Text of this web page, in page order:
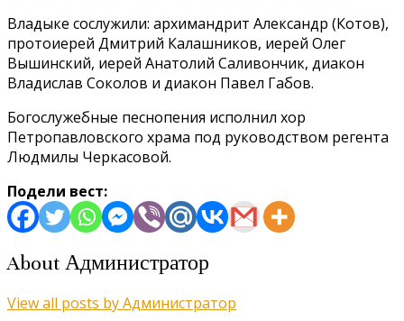
Владыке сослужили: архимандрит Александр (Котов),
протоиерей Дмитрий Калашников, иерей Олег
Вышинский, иерей Анатолий Саливончик, диакон
Владислав Соколов и диакон Павел Габов.
Богослужебные песнопения исполнил хор
Петропавловского храма под руководством регента
Людмилы Черкасовой.
Подели вест:
About Администратор
View all posts by Администратор